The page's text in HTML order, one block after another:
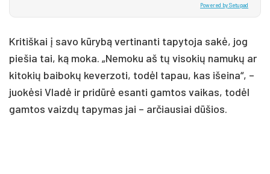
Powered by Setupad
Kritiškai į savo kūrybą vertinanti tapytoja sakė, jog
piešia tai, ką moka. „Nemoku aš tų visokių namukų ar
kitokių baibokų keverzoti, todėl tapau, kas išeina“, –
juokėsi Vladė ir pridūrė esanti gamtos vaikas, todėl
gamtos vaizdų tapymas jai – arčiausiai dūšios.